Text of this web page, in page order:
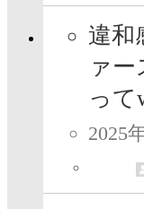
違和
ァ
って
2025